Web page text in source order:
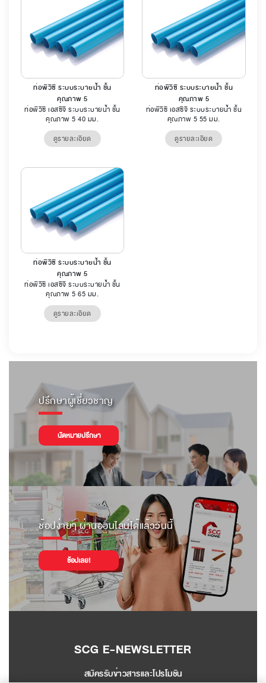
ท่อพีวีซี ระบบระบายน้ำ ชั้น
คุณภาพ 5
ท่อพีวีซี เอสซีจี ระบบระบายน้ำ ชั้น
คุณภาพ 5 40 มม.
ดูรายละเอียด
ท่อพีวีซี ระบบระบายน้ำ ชั้น
คุณภาพ 5
ท่อพีวีซี เอสซีจี ระบบระบายน้ำ ชั้น
คุณภาพ 5 55 มม.
ดูรายละเอียด
ท่อพีวีซี ระบบระบายน้ำ ชั้น
คุณภาพ 5
ท่อพีวีซี เอสซีจี ระบบระบายน้ำ ชั้น
คุณภาพ 5 65 มม.
ดูรายละเอียด
ปรึกษาผู้เชี่ยวชาญ
นัดหมายปรึกษา
ช้อปง่ายๆ ผ่านออนไลน์ได้แล้ววันนี้
ช้อปเลย!
SCG E-NEWSLETTER
สมัครรับข่าวสารและโปรโมชัน